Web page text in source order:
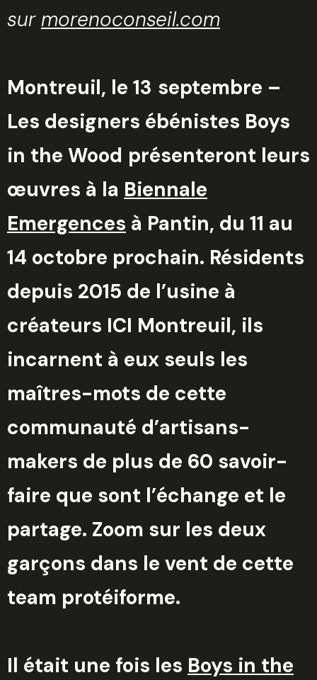
surmorenoconseil.com
Montreuil, le 13 septembre –
Les designers ébénistes Boys
in the Wood présenteront leurs
œuvres à la Biennale
Emergences à Pantin, du 11 au
14 octobre prochain. Résidents
depuis 2015 de l’usine à
créateurs ICI Montreuil, ils
incarnent à eux seuls les
maîtres-mots de cette
communauté d’artisans-
makers de plus de 60 savoir-
faire que sont l’échange et le
partage. Zoom sur les deux
garçons dans le vent de cette
team protéiforme.
Il était une fois les Boys in the